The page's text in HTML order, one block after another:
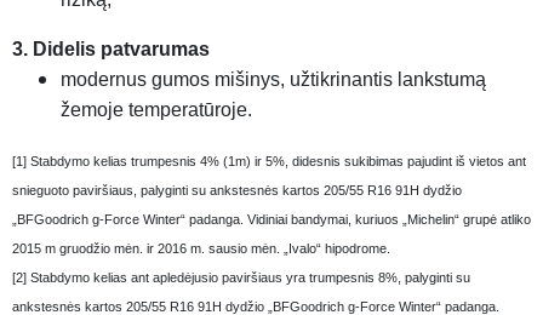
3. Didelis patvarumas
modernus gumos mišinys, užtikrinantis lankstumą
žemoje temperatūroje.
[1] Stabdymo kelias trumpesnis 4% (1m) ir 5%, didesnis sukibimas pajudint iš vietos ant
snieguoto paviršiaus, palyginti su ankstesnės kartos 205/55 R16 91H dydžio
„BFGoodrich g-Force Winter“ padanga. Vidiniai bandymai, kuriuos „Michelin“ grupė atliko
2015 m gruodžio mėn. ir 2016 m. sausio mėn. „Ivalo“ hipodrome.
[2] Stabdymo kelias ant apledėjusio paviršiaus yra trumpesnis 8%, palyginti su
ankstesnės kartos 205/55 R16 91H dydžio „BFGoodrich g-Force Winter“ padanga.